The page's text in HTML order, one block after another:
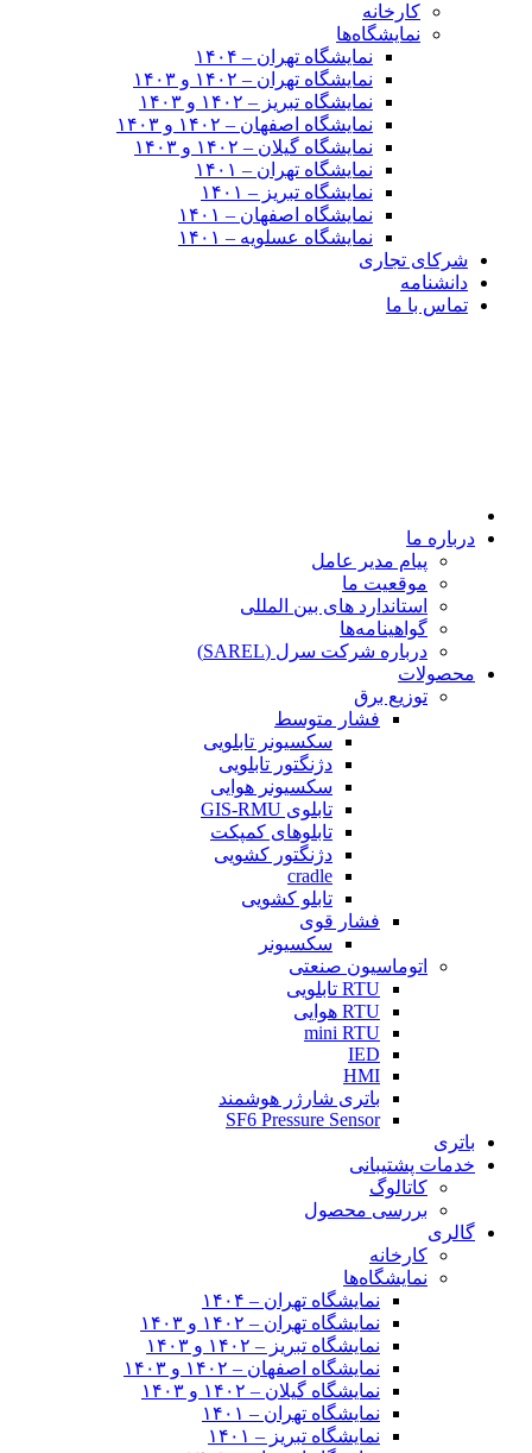
کارخانه
نمایشگاه‌ها
نمایشگاه تهران – ۱۴۰۴
نمایشگاه تهران – ۱۴۰۲ و ۱۴۰۳
نمایشگاه تبریز – ۱۴۰۲ و ۱۴۰۳
نمایشگاه اصفهان – ۱۴۰۲ و ۱۴۰۳
نمایشگاه گیلان – ۱۴۰۲ و ۱۴۰۳
نمایشگاه تهران – ۱۴۰۱
نمایشگاه تبریز – ۱۴۰۱
نمایشگاه اصفهان – ۱۴۰۱
نمایشگاه عسلویه – ۱۴۰۱
شرکای تجاری
دانشنامه
تماس با ما
درباره ما
پیام مدیر عامل
موقعیت ما
استاندارد های بین المللی
گواهینامه‌ها
درباره شرکت سرل (SAREL)
محصولات
توزیع برق
فشار متوسط
سکسیونر تابلویی
دژنگتور تابلویی
سکسیونر هوایی
تابلوی GIS-RMU
تابلوهای کمپکت
دژنگتور کشویی
cradle
تابلو کشویی
فشار قوی
سکسیونر
اتوماسیون صنعتی
RTU تابلویی
RTU هوایی
mini RTU
IED
HMI
باتری شارژر هوشمند
SF6 Pressure Sensor
باتری
خدمات پشتیبانی
کاتالوگ
بررسی محصول
گالری
کارخانه
نمایشگاه‌ها
نمایشگاه تهران – ۱۴۰۴
نمایشگاه تهران – ۱۴۰۲ و ۱۴۰۳
نمایشگاه تبریز – ۱۴۰۲ و ۱۴۰۳
نمایشگاه اصفهان – ۱۴۰۲ و ۱۴۰۳
نمایشگاه گیلان – ۱۴۰۲ و ۱۴۰۳
نمایشگاه تهران – ۱۴۰۱
نمایشگاه تبریز – ۱۴۰۱